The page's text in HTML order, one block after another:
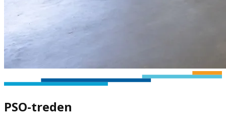
PSO-treden